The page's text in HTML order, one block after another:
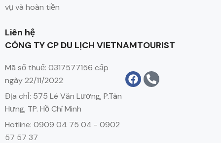
vụ và hoàn tiền
Liên hệ
CÔNG TY CP DU LỊCH VIETNAMTOURIST
Mã số thuế: 0317577156 cấp
ngày 22/11/2022
Địa chỉ: 575 Lê Văn Lương, P.Tân
Hưng, TP. Hồ Chí Minh
Hotline: 0909 04 75 04 - 0902
57 57 37